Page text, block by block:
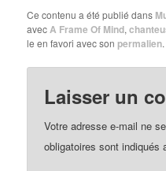
Ce contenu a été publié dans
avecA Frame Of Mind,
le en favori avec son permalien.
Laisser un
Votre adresse e-mail ne
obligatoires sont indiqués